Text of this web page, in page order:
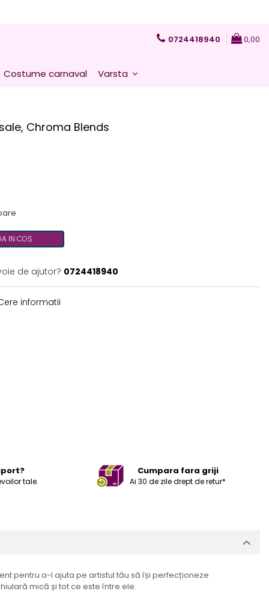
0724418940 0,00
Costume carnaval Varsta
Chroma Blends
IN COS
de ajutor? 0724418940
informatii
tale.
Cumpara fara griji
Ai 30 de zile drept de retur*
pentru a-l ajuta pe artistul tău să își perfecționeze
mică și tot ce este între ele.